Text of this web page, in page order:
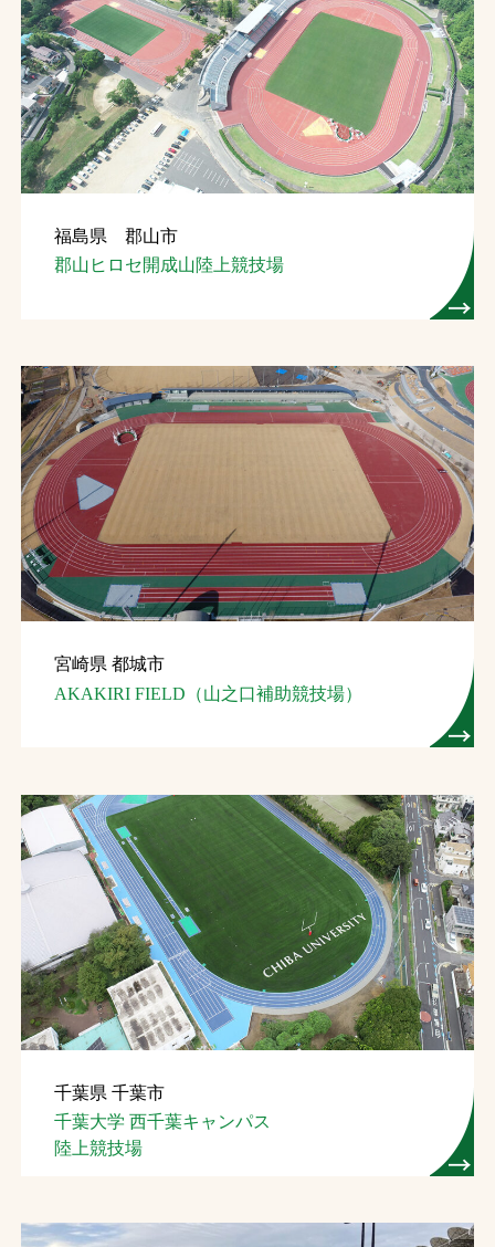
福島県 郡山市
郡山ヒロセ開成山陸上競技場
宮崎県 都城市
AKAKIRI FIELD（山之口補助競技場）
千葉県 千葉市
千葉大学 西千葉キャンパス
陸上競技場